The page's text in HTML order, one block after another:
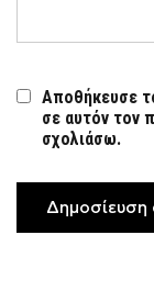
Αποθήκευσε
σε αυτόν τον
σχολιάσω.